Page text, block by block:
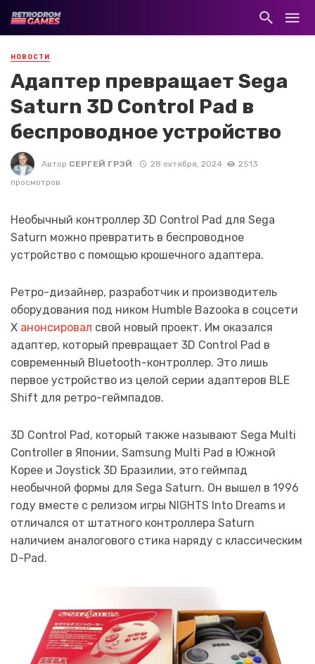
НОВОСТИ
Адаптер превращает Sega
Saturn 3D Control Pad в
беспроводное устройство
Автор СЕРГЕЙ ГРЭЙ 28 октября, 2024
2513
просмотров
Необычный контроллер 3D Control Pad для Sega
Saturn можно превратить в беспроводное
устройство с помощью крошечного адаптера.
Ретро-дизайнер, разработчик и производитель
оборудования под ником Humble Bazooka в соцсети
X анонсировал свой новый проект. Им оказался
адаптер, который превращает 3D Control Pad в
современный Bluetooth-контроллер. Это лишь
первое устройство из целой серии адаптеров BLE
Shift для ретро-геймпадов.
3D Control Pad, который также называют Sega Multi
Controller в Японии, Samsung Multi Pad в Южной
Корее и Joystick 3D Бразилии, это геймпад
необычной формы для Sega Saturn. Он вышел в 1996
году вместе с релизом игры NIGHTS Into Dreams и
отличался от штатного контроллера Saturn
наличием аналогового стика наряду с классическим
D-Pad.